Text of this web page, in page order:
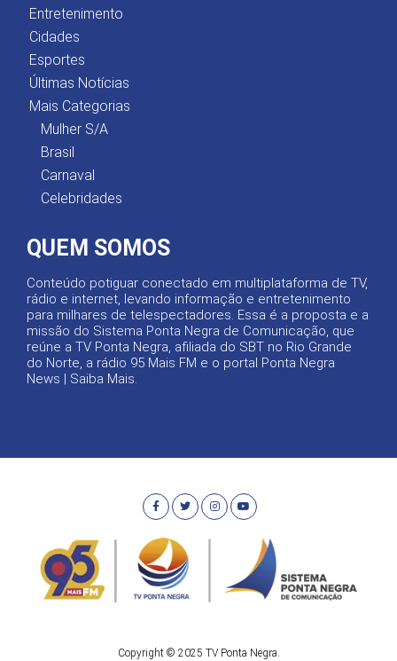
Entretenimento
Cidades
Esportes
Últimas Notícias
Mais Categorias
Mulher S/A
Brasil
Carnaval
Celebridades
QUEM SOMOS
Conteúdo potiguar conectado em multiplataforma de TV,
rádio e internet, levando informação e entretenimento
para milhares de telespectadores. Essa é a proposta e a
missão do Sistema Ponta Negra de Comunicação, que
reúne a TV Ponta Negra, afiliada do SBT no Rio Grande
do Norte, a rádio 95 Mais FM e o portal Ponta Negra
News | Saiba Mais
Copyright © 2025 TV Ponta Negra.